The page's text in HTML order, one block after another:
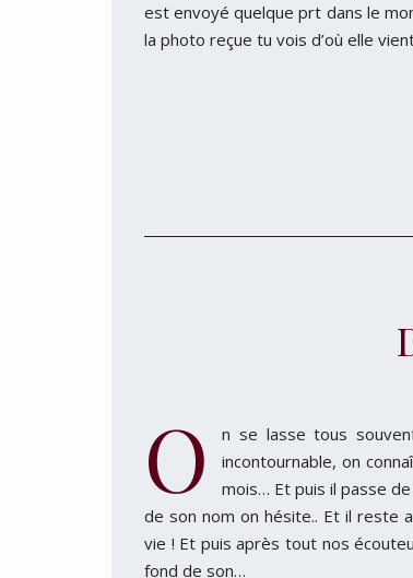
est envoyé quelque prt dans le
la photo reçue tu vois d’où elle
O
n se lasse tous
incontournable, on
mois… Et puis il passe
de son nom on hésite.. Et il reste
vie ! Et puis après tout nos
fond de son…